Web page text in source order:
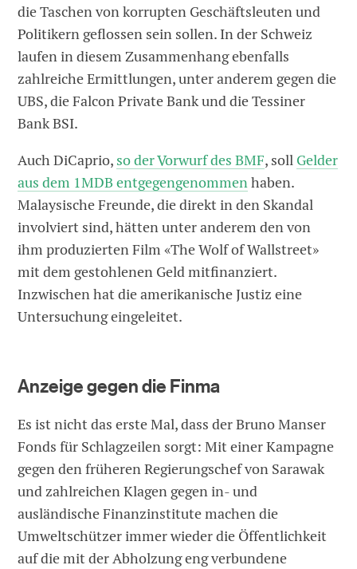
die Taschen von korrupten Geschäftsleuten und
Politikern geflossen sein sollen. In der Schweiz
laufen in diesem Zusammenhang ebenfalls
zahlreiche Ermittlungen, unter anderem gegen die
UBS, die Falcon Private Bank und die Tessiner
Bank BSI.
Auch DiCaprio, so der Vorwurf des BMF, soll Gelder
aus dem 1MDB entgegengenommenhaben.
Malaysische Freunde, die direkt in den Skandal
involviert sind, hätten unter anderem den von
ihm produzierten Film «The Wolf of Wallstreet»
mit dem gestohlenen Geld mitfinanziert.
Inzwischen hat die amerikanische Justiz eine
Untersuchung eingeleitet.
Anzeige gegen die Finma
Es ist nicht das erste Mal, dass der Bruno Manser
Fonds für Schlagzeilen sorgt: Mit einer Kampagne
gegen den früheren Regierungschef von Sarawak
und zahlreichen Klagen gegen in- und
ausländische Finanzinstitute machen die
Umweltschützer immer wieder die Öffentlichkeit
auf die mit der Abholzung eng verbundene